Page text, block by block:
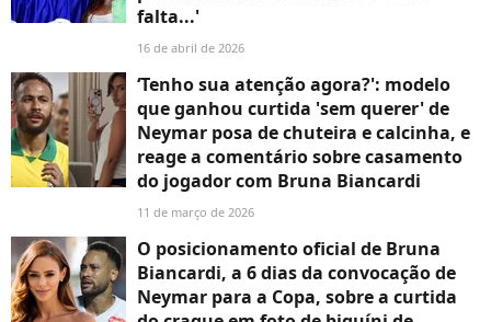
falta...'
16 de abril de 2026
‘Tenho sua atenção agora?': modelo
que ganhou curtida 'sem querer' de
Neymar posa de chuteira e calcinha, e
reage a comentário sobre casamento
do jogador com Bruna Biancardi
11 de março de 2026
O posicionamento oficial de Bruna
Biancardi, a 6 dias da convocação de
Neymar para a Copa, sobre a curtida